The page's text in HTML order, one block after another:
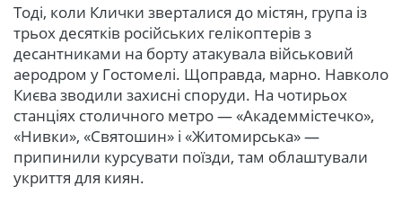
Тоді, коли Клички зверталися до містян, група із
трьох десятків російських гелікоптерів з
десантниками на борту атакувала військовий
аеродром у Гостомелі. Щоправда, марно. Навколо
Києва зводили захисні споруди. На чотирьох
станціях столичного метро — «Академмістечко»,
«Нивки», «Святошин» і «Житомирська» —
припинили курсувати поїзди, там облаштували
укриття для киян.